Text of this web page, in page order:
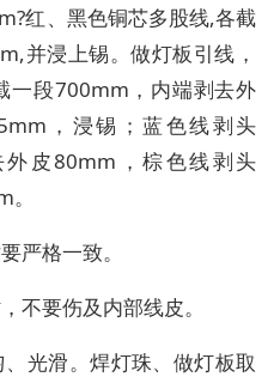
红、黑色铜芯多股线,各截
并浸上锡。做灯板引线，
一段700mm，内端剥去外
，浸锡；蓝色线剥头
皮80mm，棕色线剥头
严格一致。
不要伤及内部线皮。
、光滑。焊灯珠、做灯板取